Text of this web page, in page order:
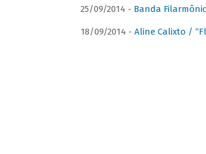
25/09/2014 - Banda
18/09/2014 - Aline Calixto /